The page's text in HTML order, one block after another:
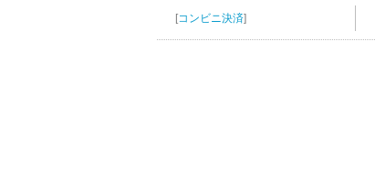
[コンビニ決済]